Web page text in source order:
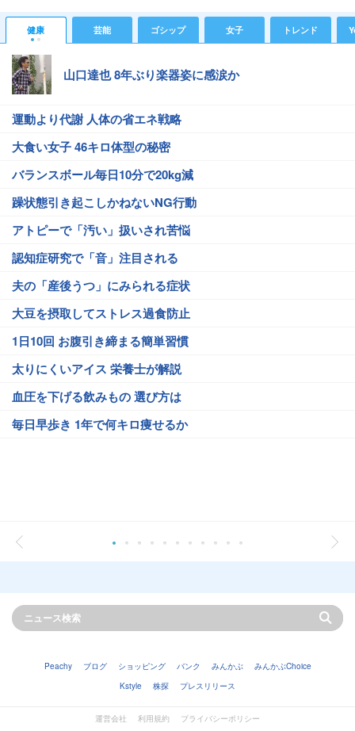
健康 芸能 ゴシップ 女子 トレンド
山口達也 8年ぶり楽器姿に感涙か
運動より代謝 人体の省エネ戦略
大食い女子 46キロ体型の秘密
バランスボール毎日10分で20kg減
躁状態引き起こしかねないNG行動
アトピーで「汚い」扱いされ苦悩
認知症研究で「音」注目される
夫の「産後うつ」にみられる症状
大豆を摂取してストレス過食防止
1日10回 お腹引き締まる簡単習慣
太りにくいアイス 栄養士が解説
血圧を下げる飲みもの 選び方は
毎日早歩き 1年で何キロ痩せるか
Peachy ブログ ショッピング バンク みんかぶ
みんかぶChoice
Kstyle
株探 プレスリリース
運営会社 利用規約 プライバシーポリシー